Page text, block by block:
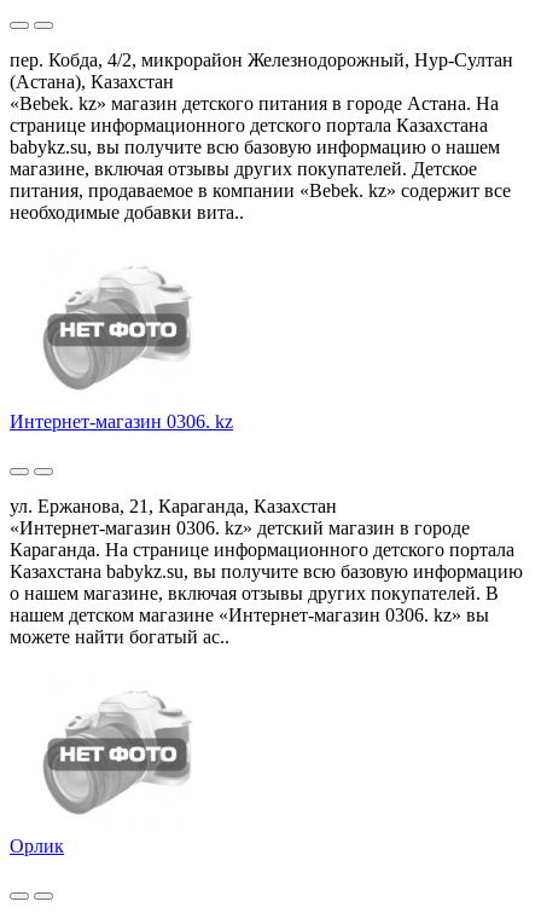
пер. Кобда, 4/2, микрорайон Железнодорожный, Нур-Султан
(Астана), Казахстан
«Bebek. kz» магазин детского питания в городе Астана. На
странице информационного детского портала Казахстана
babykz.su, вы получите всю базовую информацию о нашем
магазине, включая отзывы других покупателей. Детское
питания, продаваемое в компании «Bebek. kz» содержит все
необходимые добавки вита..
Интернет-магазин 0306. kz
ул. Ержанова, 21, Караганда, Казахстан
«Интернет-магазин 0306. kz» детский магазин в городе
Караганда. На странице информационного детского портала
Казахстана babykz.su, вы получите всю базовую информацию
о нашем магазине, включая отзывы других покупателей. В
нашем детском магазине «Интернет-магазин 0306. kz» вы
можете найти богатый ас..
Орлик